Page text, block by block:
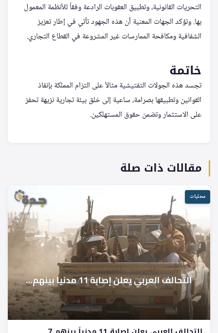
التحريات القانونية، وتطبيق العقوبات الرادعة وفقاً للأنظمة المعمول
بها. وتؤكد الجهات المعنية أن هذه الجهود تأتي في إطار تعزيز
الشفافية ومكافحة الممارسات غير المشروعة في القطاع التجاري.
خاتمة
تجسد هذه الجولات التفتيشية مثالاً على التزام المملكة بإنفاذ
القوانين وتطبيقها بصرامة، ساعية إلى خلق بيئة تجارية نزيهة تحفز
على الاستثمار وتضمن حقوق المستهلكين.
مقالات ذات صلة
محليات